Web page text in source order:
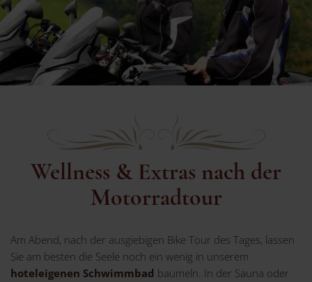
Wellness & Extras nach der
Motorradtour
Am Abend, nach der ausgiebigen Bike Tour des Tages, lassen
Sie am besten die Seele noch ein wenig in unserem
hoteleigenen Schwimmbad baumeln. In der Sauna oder